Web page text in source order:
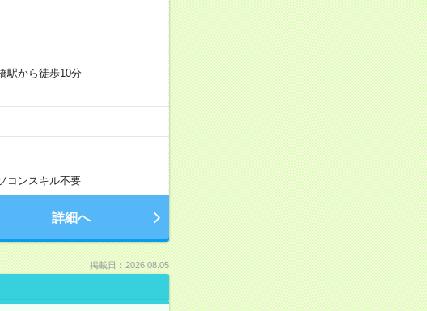
駅から徒歩10分
コンスキル不要
詳細へ
掲載日：2026.08.05